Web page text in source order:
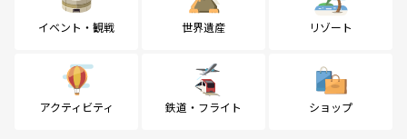
イベント・観戦 世界遺産 リゾート
アクティビティ 鉄道・フライト ショップ